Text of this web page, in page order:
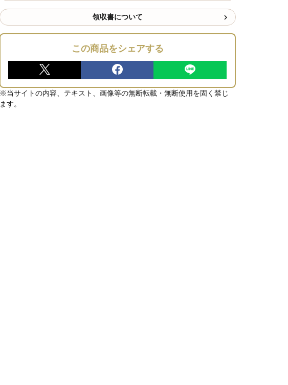
領収書について
この商品をシェアする
※当サイトの内容、テキスト、画像等の無断転載・無断使用を固く禁じ
ます。